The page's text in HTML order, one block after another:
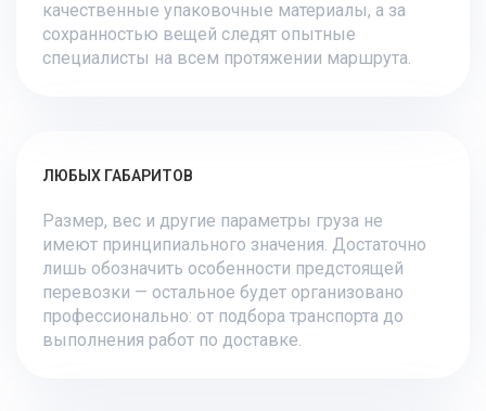
качественные упаковочные материалы, а за
сохранностью вещей следят опытные
специалисты на всем протяжении маршрута.
ЛЮБЫХ ГАБАРИТОВ
Размер, вес и другие параметры груза не
имеют принципиального значения. Достаточно
лишь обозначить особенности предстоящей
перевозки — остальное будет организовано
профессионально: от подбора транспорта до
выполнения работ по доставке.